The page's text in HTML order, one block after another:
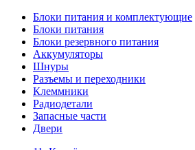
Блоки питания и комплектующие
Блоки питания
Блоки резервного питания
Аккумуляторы
Шнуры
Разъемы и переходники
Клеммники
Радиодетали
Запасные части
Двери